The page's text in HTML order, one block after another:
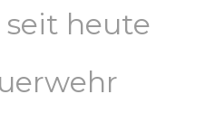
heute